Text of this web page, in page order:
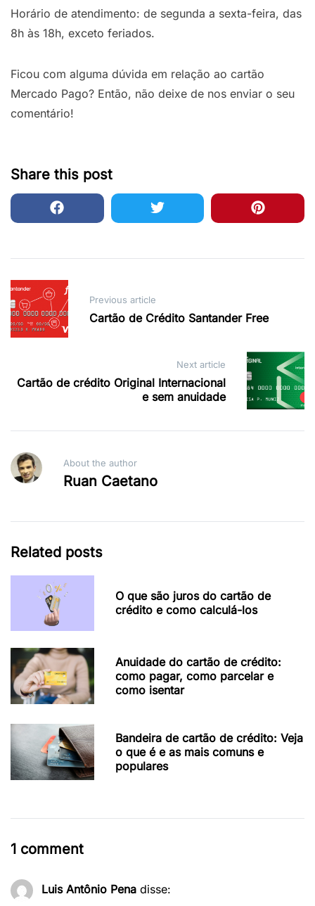
Horário de atendimento: de segunda a sexta-feira, das
8h às 18h, exceto feriados.
Ficou com alguma dúvida em relação ao cartão
Mercado Pago? Então, não deixe de nos enviar o seu
comentário!
Share this post
Post
navigation
Previous article
Cartão de Crédito Santander Free
Next article
Cartão de crédito Original Internacional
e sem anuidade
About the author
Ruan Caetano
Related posts
O que são juros do cartão de
crédito e como calculá-los
Anuidade do cartão de crédito:
como pagar, como parcelar e
como isentar
Bandeira de cartão de crédito: Veja
o que é e as mais comuns e
populares
1 comment
Luis Antônio Pena disse: